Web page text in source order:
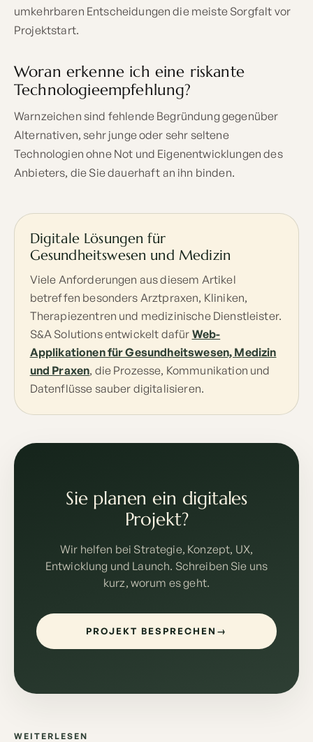
umkehrbaren Entscheidungen die meiste Sorgfalt vor
Projektstart.
Woran erkenne ich eine riskante
Technologieempfehlung?
Warnzeichen sind fehlende Begründung gegenüber
Alternativen, sehr junge oder sehr seltene
Technologien ohne Not und Eigenentwicklungen des
Anbieters, die Sie dauerhaft an ihn binden.
Digitale Lösungen für
Gesundheitswesen und Medizin
Viele Anforderungen aus diesem Artikel
betreffen besonders Arztpraxen, Kliniken,
Therapiezentren und medizinische Dienstleister.
S&A Solutions entwickelt dafür Web-
Applikationen für Gesundheitswesen, Medizin
und Praxen, die Prozesse, Kommunikation und
Datenflüsse sauber digitalisieren.
Sie planen ein digitales
Projekt?
Wir helfen bei Strategie, Konzept, UX,
Entwicklung und Launch. Schreiben Sie uns
kurz, worum es geht.
PROJEKT BESPRECHEN →
WEITERLESEN